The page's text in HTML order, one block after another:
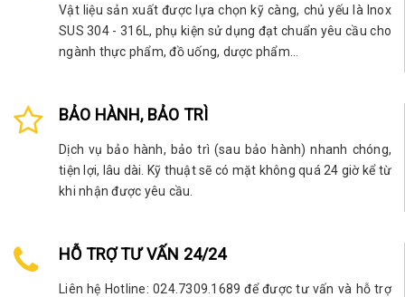
Vật liệu sản xuất được lựa chọn kỹ càng, chủ yếu là Inox
SUS 304 - 316L, phụ kiện sử dụng đạt chuẩn yêu cầu cho
ngành thực phẩm, đồ uống, dược phẩm...
BẢO HÀNH, BẢO TRÌ
Dịch vụ bảo hành, bảo trì (sau bảo hành) nhanh chóng,
tiện lợi, lâu dài. Kỹ thuật sẽ có mặt không quá 24 giờ kể từ
khi nhận được yêu cầu.
HỖ TRỢ TƯ VẤN 24/24
Liên hệ Hotline: 024.7309.1689 để được tư vấn và hỗ trợ